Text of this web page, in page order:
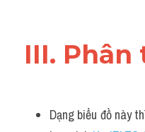
III. Phân
Dạng biểu đồ này